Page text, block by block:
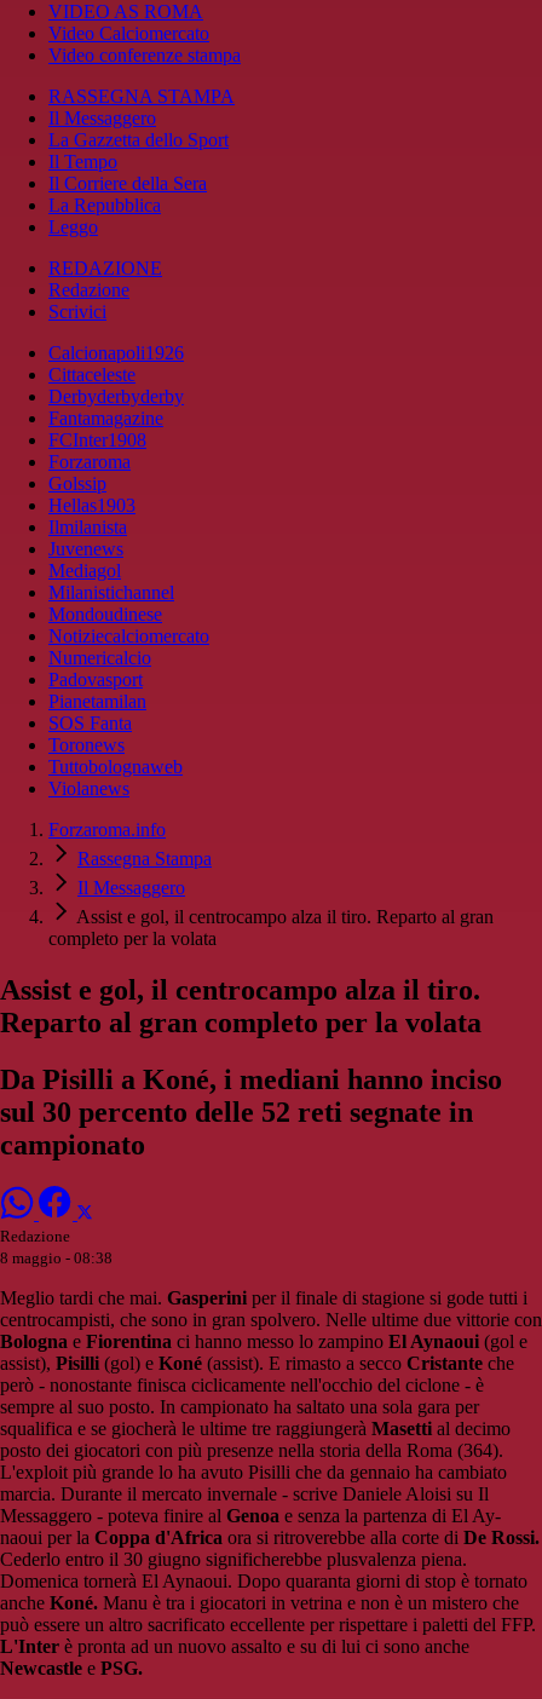
VIDEO AS ROMA
Video Calciomercato
Video conferenze stampa
RASSEGNA STAMPA
Il Messaggero
La Gazzetta dello Sport
Il Tempo
Il Corriere della Sera
La Repubblica
Leggo
REDAZIONE
Redazione
Scrivici
Calcionapoli1926
Cittaceleste
Derbyderbyderby
Fantamagazine
FCInter1908
Forzaroma
Golssip
Hellas1903
Ilmilanista
Juvenews
Mediagol
Milanistichannel
Mondoudinese
Notiziecalciomercato
Numericalcio
Padovasport
Pianetamilan
SOS Fanta
Toronews
Tuttobolognaweb
Violanews
Forzaroma.info
Rassegna Stampa
Il Messaggero
Assist e gol, il centrocampo alza il tiro. Reparto al gran
completo per la volata
Assist e gol, il centrocampo alza il tiro.
Reparto al gran completo per la volata
Da Pisilli a Koné, i mediani hanno inciso
sul 30 percento delle 52 reti segnate in
campionato
Redazione
8 maggio - 08:38
Meglio tardi che mai. Gasperini per il finale di stagione si gode tutti i
centrocampisti, che sono in gran spolvero. Nelle ultime due vittorie con
Bologna e Fiorentina ci hanno messo lo zampino El Aynaoui (gol e
assist), Pisilli (gol) e Koné (assist). E rimasto a secco Cristante che
però - nonostante finisca ciclicamente nell'occhio del ciclone - è
sempre al suo posto. In campionato ha saltato una sola gara per
squalifica e se giocherà le ultime tre raggiungerà Masetti al decimo
posto dei giocatori con più presenze nella storia della Roma (364).
L'exploit più grande lo ha avuto Pisilli che da gennaio ha cambiato
marcia. Durante il mercato invernale - scrive Daniele Aloisi su Il
Messaggero - poteva finire al Genoa e senza la partenza di El Ay-
naoui per la Coppa d'Africa ora si ritroverebbe alla corte di De Rossi.
Cederlo entro il 30 giugno significherebbe plusvalenza piena.
Domenica tornerà El Aynaoui. Dopo quaranta giorni di stop è tornato
anche Koné. Manu è tra i giocatori in vetrina e non è un mistero che
può essere un altro sacrificato eccellente per rispettare i paletti del FFP.
L'Inter è pronta ad un nuovo assalto e su di lui ci sono anche
Newcastle e PSG.